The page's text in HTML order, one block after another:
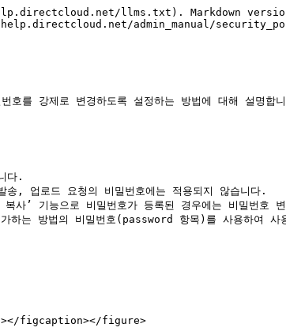
llms.txt). Markdown
admin_manual/
를 강제로 변경하도록 설정하는 방법에 대해 설명합
다.
, 업로드 요청의 비밀번호에는 적용되지 않습니다.
’ 기능으로 비밀번호가 등록된 경우에는 비밀번호
는 방법의 비밀번호(password 항목)를 사용하여 사
figcaption></figure>